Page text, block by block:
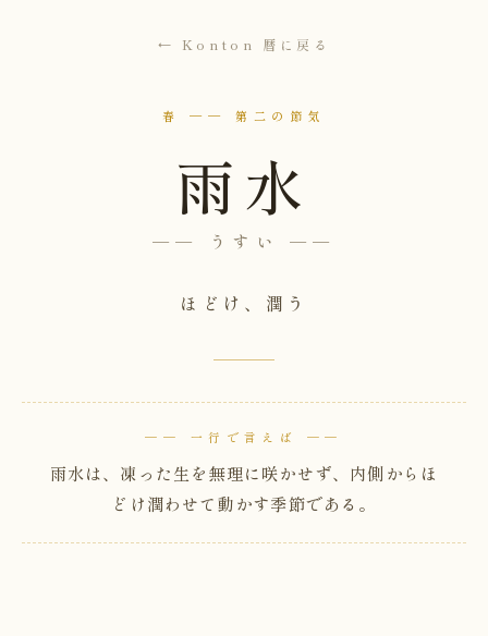
← Konton 暦に戻る
春 ── 第二の節気
雨水
── うすい ──
ほどけ、潤う
── 一行で言えば ──
雨水は、凍った生を無理に咲かせず、内側からほ
どけ潤わせて動かす季節である。